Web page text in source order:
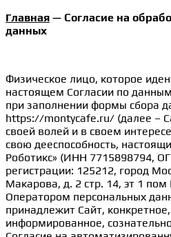
Skip
to
Главная — Согласие на
данных
Физическое лицо, которое
настоящем Согласии по
при заполнении формы сбора
https://montycafe.ru/ (далее –
своей волей и в своем
свою дееспособность,
Роботикс» (ИНН 7715898794,
регистрации: 125212, город
Макарова, д. 2 стр. 14, эт 1
Оператором персональных
принадлежит Сайт,
информированное,